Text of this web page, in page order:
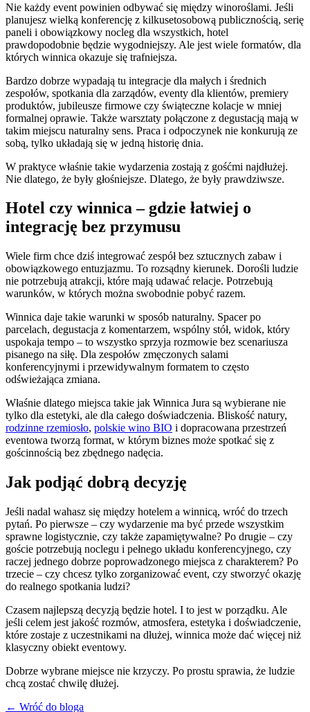
Nie każdy event powinien odbywać się między winoroślami. Jeśli
planujesz wielką konferencję z kilkusetosobową publicznością, serię
paneli i obowiązkowy nocleg dla wszystkich, hotel
prawdopodobnie będzie wygodniejszy. Ale jest wiele formatów, dla
których winnica okazuje się trafniejsza.
Bardzo dobrze wypadają tu integracje dla małych i średnich
zespołów, spotkania dla zarządów, eventy dla klientów, premiery
produktów, jubileusze firmowe czy świąteczne kolacje w mniej
formalnej oprawie. Także warsztaty połączone z degustacją mają w
takim miejscu naturalny sens. Praca i odpoczynek nie konkurują ze
sobą, tylko układają się w jedną historię dnia.
W praktyce właśnie takie wydarzenia zostają z gośćmi najdłużej.
Nie dlatego, że były głośniejsze. Dlatego, że były prawdziwsze.
Hotel czy winnica – gdzie łatwiej o
integrację bez przymusu
Wiele firm chce dziś integrować zespół bez sztucznych zabaw i
obowiązkowego entuzjazmu. To rozsądny kierunek. Dorośli ludzie
nie potrzebują atrakcji, które mają udawać relacje. Potrzebują
warunków, w których można swobodnie pobyć razem.
Winnica daje takie warunki w sposób naturalny. Spacer po
parcelach, degustacja z komentarzem, wspólny stół, widok, który
uspokaja tempo – to wszystko sprzyja rozmowie bez scenariusza
pisanego na siłę. Dla zespołów zmęczonych salami
konferencyjnymi i przewidywalnym formatem to często
odświeżająca zmiana.
Właśnie dlatego miejsca takie jak Winnica Jura są wybierane nie
tylko dla estetyki, ale dla całego doświadczenia. Bliskość natury,
rodzinne rzemiosło, polskie wino BIO i dopracowana przestrzeń
eventowa tworzą format, w którym biznes może spotkać się z
gościnnością bez zbędnego nadęcia.
Jak podjąć dobrą decyzję
Jeśli nadal wahasz się między hotelem a winnicą, wróć do trzech
pytań. Po pierwsze – czy wydarzenie ma być przede wszystkim
sprawne logistycznie, czy także zapamiętywalne? Po drugie – czy
goście potrzebują noclegu i pełnego układu konferencyjnego, czy
raczej jednego dobrze poprowadzonego miejsca z charakterem? Po
trzecie – czy chcesz tylko zorganizować event, czy stworzyć okazję
do realnego spotkania ludzi?
Czasem najlepszą decyzją będzie hotel. I to jest w porządku. Ale
jeśli celem jest jakość rozmów, atmosfera, estetyka i doświadczenie,
które zostaje z uczestnikami na dłużej, winnica może dać więcej niż
klasyczny obiekt eventowy.
Dobrze wybrane miejsce nie krzyczy. Po prostu sprawia, że ludzie
chcą zostać chwilę dłużej.
← Wróć do bloga